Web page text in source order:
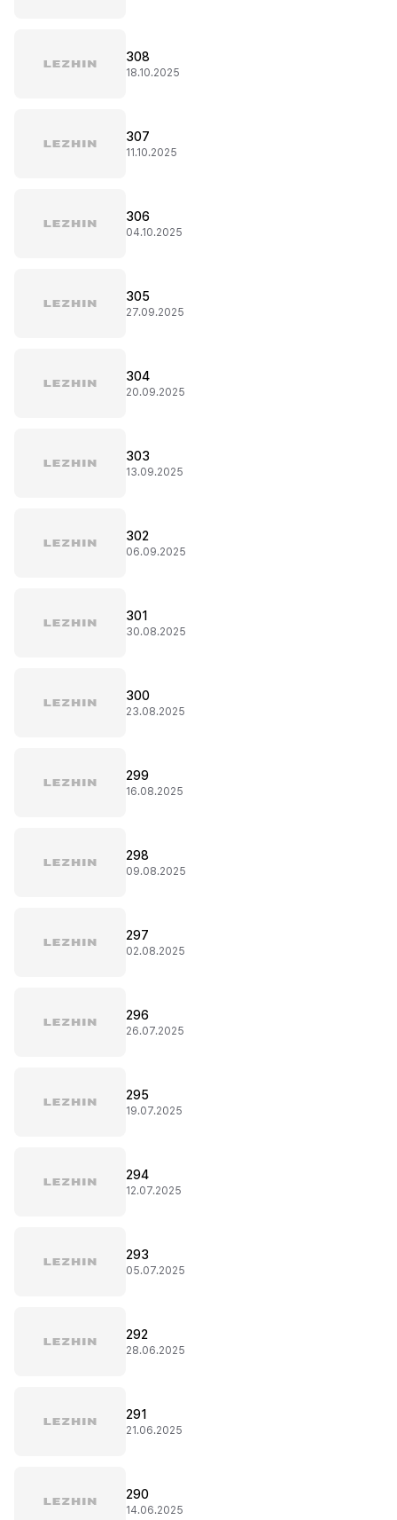
308
18.10.2025
307
11.10.2025
306
04.10.2025
305
27.09.2025
304
20.09.2025
303
13.09.2025
302
06.09.2025
301
30.08.2025
300
23.08.2025
299
16.08.2025
298
09.08.2025
297
02.08.2025
296
26.07.2025
295
19.07.2025
294
12.07.2025
293
05.07.2025
292
28.06.2025
291
21.06.2025
290
14.06.2025